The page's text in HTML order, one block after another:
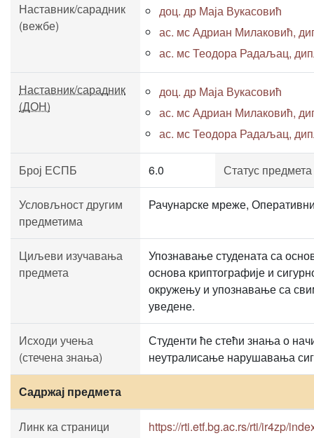
Наставник/сарадник
(вежбе)
доц. др Маја Вукасовић
ас. мс Адриан Милаковић,
ас. мс Теодора Радаљац,
Наставник/сарадник
(ДОН)
доц. др Маја Вукасовић
ас. мс Адриан Милаковић,
ас. мс Теодора Радаљац,
Број ЕСПБ 6.0 Статус предмета
Условљност другим
предметима
Рачунарске мреже,
Циљеви изучавања
предмета
Упознавање студената са
основа криптографије и
окружењу и упознавање са
уведене.
Исходи учења
(стечена знања)
Студенти ће стећи знања о
неутралисање нарушавања
Садржај предмета
Линк ка страници
https://rti.etf.bg.ac.rs/rti/ir4zp/